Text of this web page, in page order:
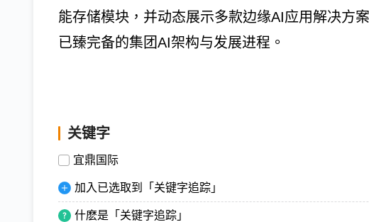
能存储模块，并动态展示多款边缘AI应用解决方
已臻完备的集团AI架构与发展进程。
关键字
宜鼎国际
加入已选取到「关键字追踪」
什麽是「关键字追踪」